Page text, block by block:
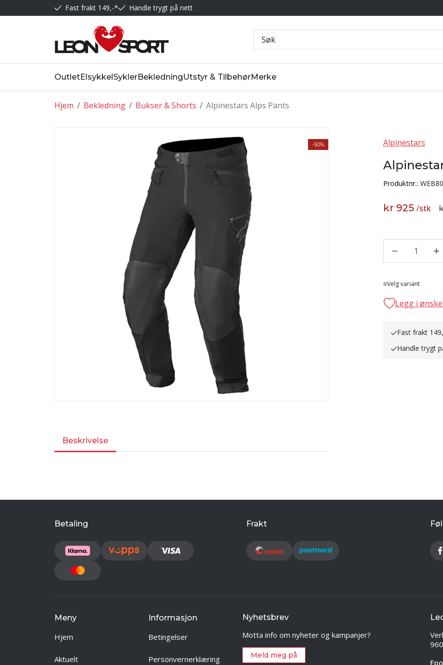
Fast frakt 149,-* Handle trygt på nett
OutletElsykkelSyklerBekledningUtstyr & TilbehørMerke
/
Hjem /
Bekledning /
Bukser & Shorts Alpinestars Alps Pants
-50% Alpinestars
Produktnr.:
kr 925 /stk
1
Lager
Velg variant
Legg i
Fast frakt
Handle trygt
Beskrivelse
Betaling Frakt
Meny
Hjem
Aktuelt
Informasjon
Betingelser
Personvernerklæring
Nyhetsbrev
Motta info om nyheter og kampanjer?
Meld meg på